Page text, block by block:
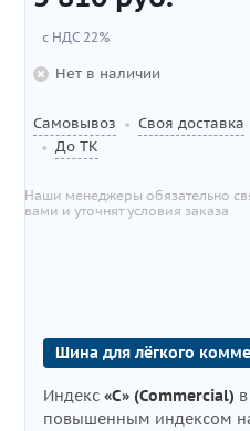
с НДС 22%
Нет в наличии
Самовывоз • Своя доставка
• До ТК
Наши менеджеры обязательно
вами и уточнят условия заказа
Шина для лёгкого
Индекс «C» (Commercial)
повышенным индексом